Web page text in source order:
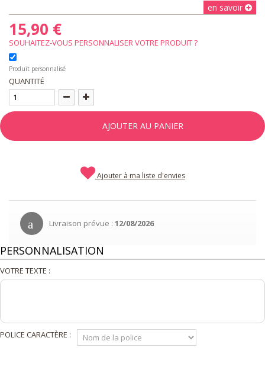
en savoir
15,90 €
Produit personnalisé
QUANTITÉ
AJOUTER AU PANIER
Ajouter à ma liste d'envies
Livraison prévue : 12/08/2026
PERSONNALISATION
VOTRE TEXTE :
POLICE CARACTÈRE :